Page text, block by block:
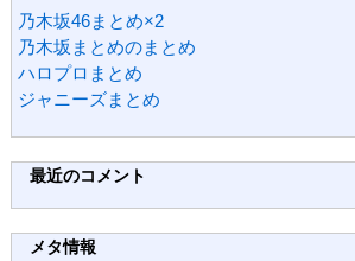
乃木坂46まとめ×2
乃木坂まとめのまとめ
ハロプロまとめ
ジャニーズまとめ
最近のコメント
メタ情報